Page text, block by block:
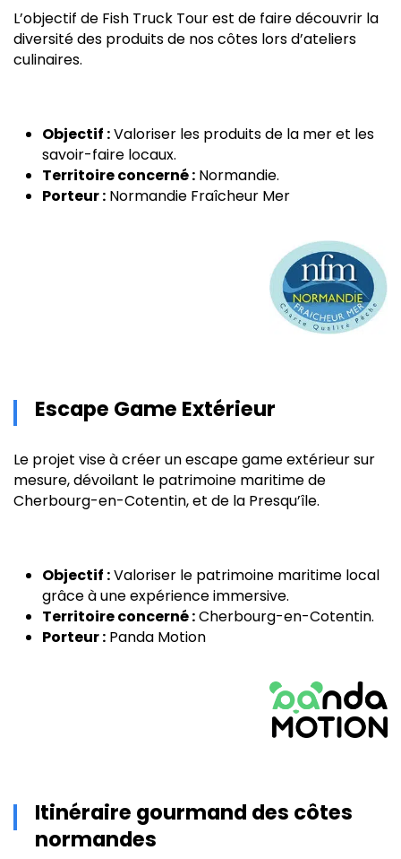
L’objectif de Fish Truck Tour est de faire découvrir la
diversité des produits de nos côtes lors d’ateliers
culinaires.
Objectif :Valoriser les produits de la mer et les
savoir-faire locaux.
Territoire concerné : Normandie.
Porteur : Normandie Fraîcheur Mer
Escape Game Extérieur
Le projet vise à créer un escape game extérieur sur
mesure, dévoilant le patrimoine maritime de
Cherbourg-en-Cotentin, et de la Presqu’île.
Objectif :Valoriser le patrimoine maritime local
grâce à une expérience immersive.
Territoire concerné :Cherbourg-en-Cotentin.
Porteur : Panda Motion
Itinéraire gourmand des côtes
normandes